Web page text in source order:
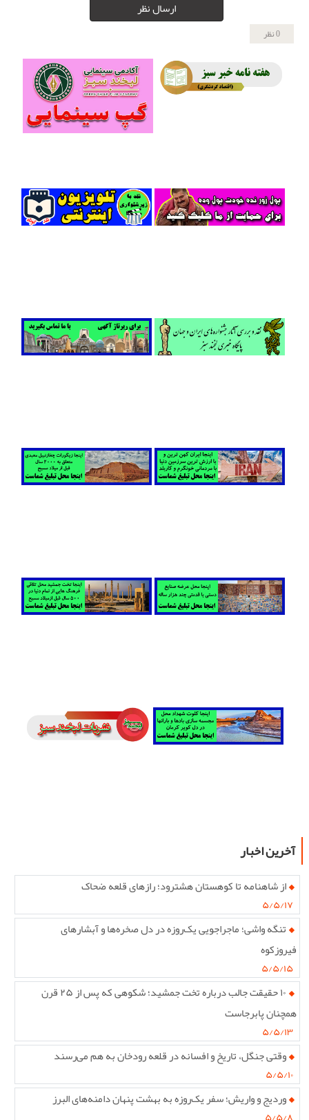
ارسال نظر
0 نظر
آخرین اخبار
از شاهنامه تا کوهستان هشترود؛ رازهای قلعه ضحاک
۵/۵/۱۷
تنگه واشی؛ ماجراجویی یک‌روزه در دل صخره‌ها و آبشارهای
فیروزکوه
۵/۵/۱۵
۱۰ حقیقت جالب درباره تخت جمشید؛ شکوهی که پس از ۲۵ قرن
همچنان پابرجاست
۵/۵/۱۳
وقتی جنگل، تاریخ و افسانه در قلعه رودخان به هم می‌رسند
۵/۵/۱۰
وردیج و واریش؛ سفر یک‌روزه به بهشت پنهان دامنه‌های البرز